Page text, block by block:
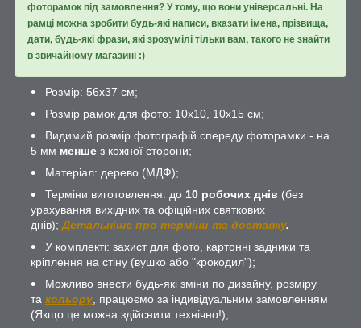
фоторамок під замовлення? У тому, що вони універсальні. На
рамці можна зробити будь-які написи, вказати імена, прізвища,
дати, будь-які фрази, які зрозумілі тільки вам, такого не знайти
в звичайному магазині :)
Розмір: 56х37 см;
Розмір рамок для фото: 10х10, 10х15 см;
Видимий розмір фотографій спереду фоторамки - на
5 мм менше з кожної сторони;
Матеріал: дерево (МДФ);
Терміни виготовлення: до 10 робочих днів (без
урахування вихідних та офіційних святкових
днів); Детальніше про терміни та доставку.
У комплекті: захист для фото, картонні задники та
кріплення на стіну (вушко або "крокодил");
Можливо внести будь-які зміни по дизайну, розміру
та кольору , працюємо за індивідуальним замовленням
(Якщо це можна здійснити технічно!);